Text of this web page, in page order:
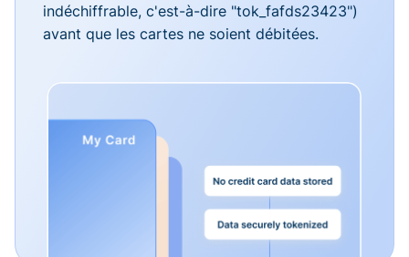
indéchiffrable, c'est-à-dire "tok_fafds23423")
avant que les cartes ne soient débitées.